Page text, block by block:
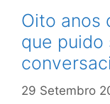
Oito anos
que puido
29 Setembro